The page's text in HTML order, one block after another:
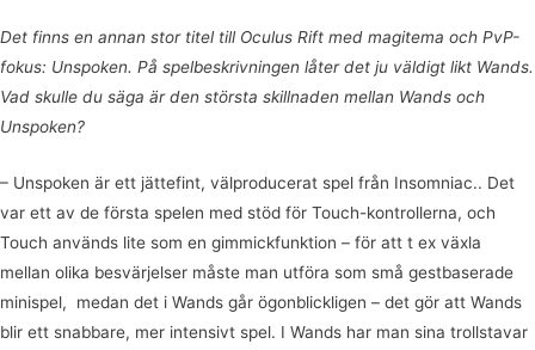
Det finns en annan stor titel till Oculus Rift med magitema och PvP-
fokus: Unspoken. På spelbeskrivningen låter det ju väldigt likt Wands.
Vad skulle du säga är den största skillnaden mellan Wands och
Unspoken?
– Unspoken är ett jättefint, välproducerat spel från Insomniac.. Det
var ett av de första spelen med stöd för Touch-kontrollerna, och
Touch används lite som en gimmickfunktion – för att t ex växla
mellan olika besvärjelser måste man utföra som små gestbaserade
minispel, medan det i Wands går ögonblickligen – det gör att Wands
blir ett snabbare, mer intensivt spel. I Wands har man sina trollstavar